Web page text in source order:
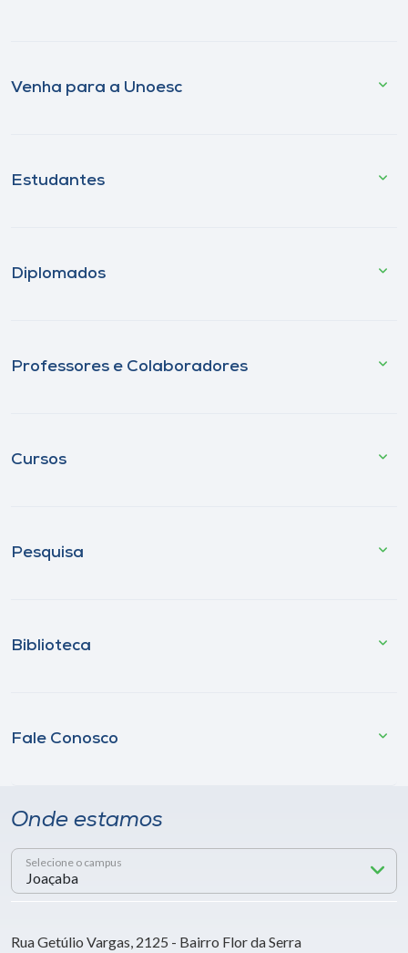
Venha para a Unoesc
Estudantes
Diplomados
Professores e Colaboradores
Cursos
Pesquisa
Biblioteca
Fale Conosco
Onde estamos
Selecione o campus
Rua Getúlio Vargas, 2125 - Bairro Flor da Serra